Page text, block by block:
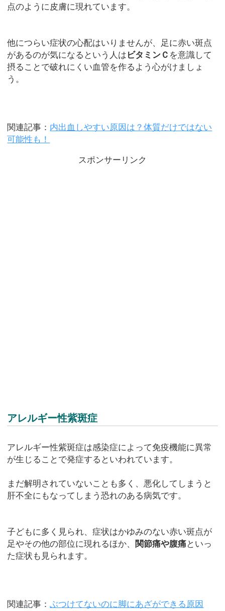
点のように皮膚に現れています。
他につらい症状の心配はいりませんが、足に赤い斑点
があるのが気になるという人は ビタミンＣ を意識して
摂ることで破れにくい血管を作るよう心がけましょ
う。
関連記事： 内出血しやすい原因は？体質だけではない
可能性も！
スポンサーリンク
アレルギー性紫斑症
アレルギー性紫斑症は感染症によって免疫機能に異常
が生じることで発症するといわれています。
まだ解明されていないことも多く、悪化してしまうと
肝不全にもなってしまう恐れのある病気です。
子どもに多く見られ、症状はかゆみのない赤い斑点が
足やその他の部位に現れるほか、 関節痛や腹痛といっ
た症状も見られます。
関連記事：ぶつけてないのに脚にあざができる原因